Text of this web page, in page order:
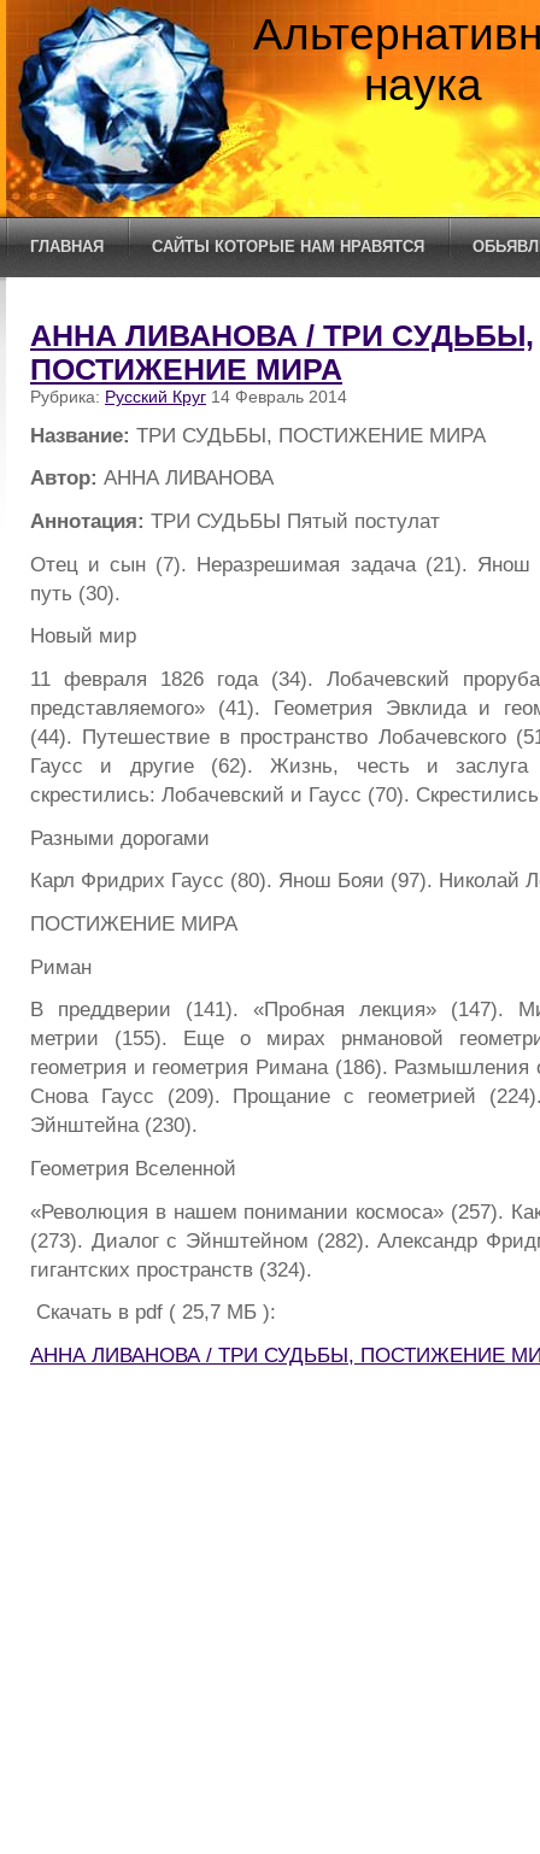
наука
ГЛАВНАЯ САЙТЫ КОТОРЫЕ НАМ НРАВЯТСЯ
АННА ЛИВАНОВА / ТРИ СУДЬБЫ,
ПОСТИЖЕНИЕ МИРА
Рубрика: Русский Круг 14 Февраль 2014
Название: ТРИ СУДЬБЫ, ПОСТИЖЕНИЕ МИРА
Автор: АННА ЛИВАНОВА
Аннотация: ТРИ СУДЬБЫ Пятый постулат
Отец и сын (7). Неразрешимая задача (21). Янош
путь (30).
Новый мир
11 февраля 1826 года (34). Лобачевский
представляемого» (41). Геометрия Эвклида и
(44). Путешествие в пространство Лобачевского
Гаусс и другие (62). Жизнь, честь и заслуга
скрестились: Лобачевский и Гаусс (70).
Разными дорогами
Карл Фридрих Гаусс (80). Янош Бояи (97). Николай
ПОСТИЖЕНИЕ МИРА
Риман
В преддверии (141). «Пробная лекция» (147).
метрии (155). Еще о мирах рнмановой
геометрия и геометрия Римана (186). Размышления
Снова Гаусс (209). Прощание с геометрией
Эйнштейна (230).
Геометрия Вселенной
«Революция в нашем понимании космоса» (257).
(273). Диалог с Эйнштейном (282). Александр
гигантских пространств (324).
Скачать в pdf ( 25,7 МБ ):
АННА ЛИВАНОВА / ТРИ СУДЬБЫ, ПОСТИЖЕНИЕ